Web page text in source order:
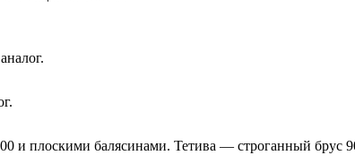
и плоскими балясинами. Тетива — строганный